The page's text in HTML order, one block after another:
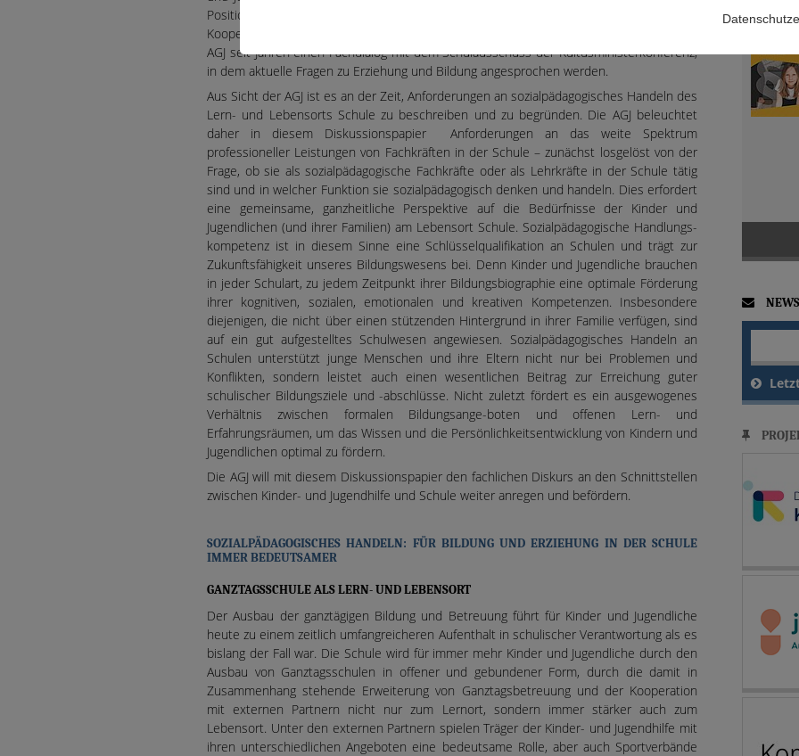
Positionspapiere zur Bedeutung des informellen und non-formalen Lernens und zur
Kooperation von Schule und Kinder- und Jugendhilfe entstanden. Parallel dazu führt die
AGJ seit Jahren einen Fachdialog mit dem Schulausschuss der Kultusministerkonferenz,
in dem aktuelle Fragen zu Erziehung und Bildung angesprochen werden.
Aus Sicht der AGJ ist es an der Zeit, Anforderungen an sozialpädagogisches Handeln des
Lern- und Lebensorts Schule zu beschreiben und zu begründen. Die AGJ beleuchtet
daher in diesem Diskussionspapier Anforderungen an das weite Spektrum
professioneller Leistungen von Fachkräften in der Schule – zunächst losgelöst von der
Frage, ob sie als sozialpädagogische Fachkräfte oder als Lehrkräfte in der Schule tätig
sind und in welcher Funktion sie sozialpädagogisch denken und handeln. Dies erfordert
eine gemeinsame, ganzheitliche Perspektive auf die Bedürfnisse der Kinder und
Jugendlichen (und ihrer Familien) am Lebensort Schule. Sozialpädagogische Handlungs-
kompetenz ist in diesem Sinne eine Schlüsselqualifikation an Schulen und trägt zur
Zukunftsfähigkeit unseres Bildungswesens bei. Denn Kinder und Jugendliche brauchen
in jeder Schulart, zu jedem Zeitpunkt ihrer Bildungsbiographie eine optimale Förderung
ihrer kognitiven, sozialen, emotionalen und kreativen Kompetenzen. Insbesondere
diejenigen, die nicht über einen stützenden Hintergrund in ihrer Familie verfügen, sind
auf ein gut aufgestelltes Schulwesen angewiesen. Sozialpädagogisches Handeln an
Schulen unterstützt junge Menschen und ihre Eltern nicht nur bei Problemen und
Konflikten, sondern leistet auch einen wesentlichen Beitrag zur Erreichung guter
schulischer Bildungsziele und -abschlüsse. Nicht zuletzt fördert es ein ausgewogenes
Verhältnis zwischen formalen Bildungsange-boten und offenen Lern- und
Erfahrungsräumen, um das Wissen und die Persönlichkeitsentwicklung von Kindern und
Jugendlichen optimal zu fördern.
Die AGJ will mit diesem Diskussionspapier den fachlichen Diskurs an den Schnittstellen
zwischen Kinder- und Jugendhilfe und Schule weiter anregen und befördern.
SOZIALPÄDAGOGISCHES HANDELN: FÜR BILDUNG UND ERZIEHUNG IN DER SCHULE
IMMER BEDEUTSAMER
GANZTAGSSCHULE ALS LERN- UND LEBENSORT
Der Ausbau der ganztägigen Bildung und Betreuung führt für Kinder und Jugendliche
heute zu einem zeitlich umfangreicheren Aufenthalt in schulischer Verantwortung als es
bislang der Fall war. Die Schule wird für immer mehr Kinder und Jugendliche durch den
Ausbau von Ganztagsschulen in offener und gebundener Form, durch die damit in
Zusammenhang stehende Erweiterung von Ganztagsbetreuung und der Kooperation
mit externen Partnern nicht nur zum Lernort, sondern immer stärker auch zum
Lebensort. Unter den externen Partnern spielen Träger der Kinder- und Jugendhilfe mit
ihren unterschiedlichen Angeboten eine bedeutsame Rolle, aber auch Sportverbände